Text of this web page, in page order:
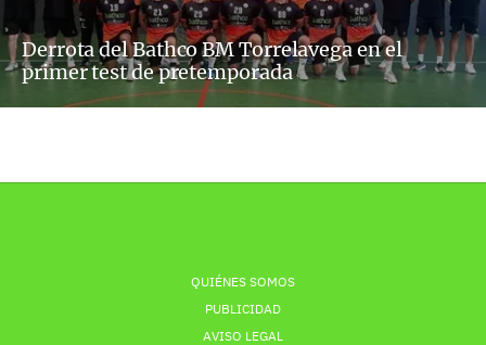
Derrota del Bathco BM Torrelavega en el
primer test de pretemporada
QUIÉNES SOMOS
PUBLICIDAD
AVISO LEGAL